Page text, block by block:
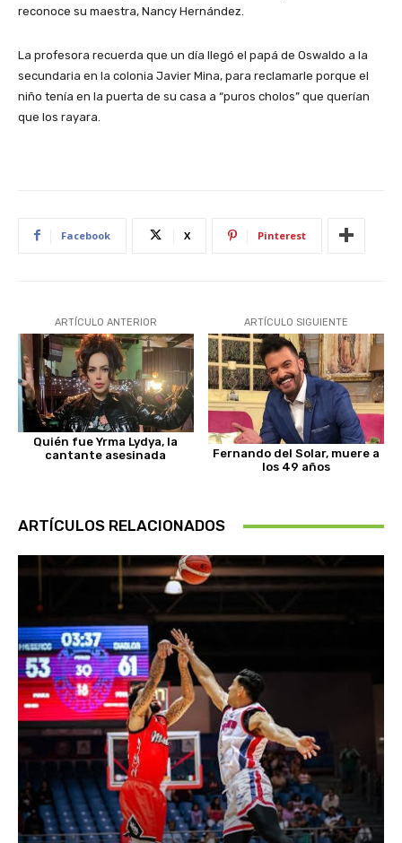
reconoce su maestra, Nancy Hernández.
La profesora recuerda que un día llegó el papá de Oswaldo a la
secundaria en la colonia Javier Mina, para reclamarle porque el
niño tenía en la puerta de su casa a “puros cholos” que querían
que los rayara.
Facebook X Pinterest
ARTÍCULO ANTERIOR
Quién fue Yrma Lydya, la
cantante asesinada
ARTÍCULO SIGUIENTE
Fernando del Solar, muere a
los 49 años
ARTÍCULOS RELACIONADOS